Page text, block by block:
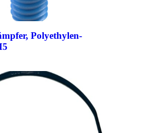
Polyethylen-
0.80